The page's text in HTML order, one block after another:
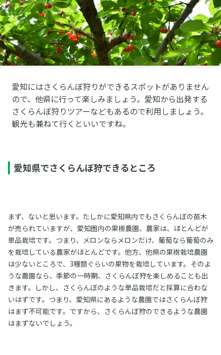
愛知にはさくらんぼ狩りができるスポットがありません
ので、他県に行って楽しみましょう。愛知から出発する
さくらんぼ狩りツアーなどもあるので利用しましょう。
観光も兼ねて行くといいですね。
愛知県でさくらんぼ狩できるところ
まず、ないと思います。たしかに愛知県内でもさくらんぼの苗木
が売られていますが、愛知圏内の果樹農園、農家は、ほとんどが
単品栽培です。つまり、メロンならメロンだけ、葡萄なら葡萄のみ
を栽培している農家がほとんどです。他方、他県の果樹栽培農園
は少ないところで、3種類ぐらいの果物を栽培しています。そのよ
うな農園なら、季節の一時期、さくらんぼ狩を楽しめることも出
きます。しかし、さくらんぼのような単品栽培だと採算に合わな
いはずです。つまり、愛知県にあるような農園ではさくらんぼ狩
はまず不可能です。ですから、さくらんぼ狩のできるような農園
はまずないでしょう。